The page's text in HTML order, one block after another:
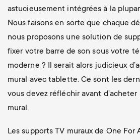
astucieusement intégrées à la
Nous faisons en sorte que chaque
nous proposons une solution de
fixer votre barre de son sous votre
moderne ? Il serait alors judicieux
mural avec tablette. Ce sont les
vous devez réfléchir avant
mural.
Les supports TV muraux de One For